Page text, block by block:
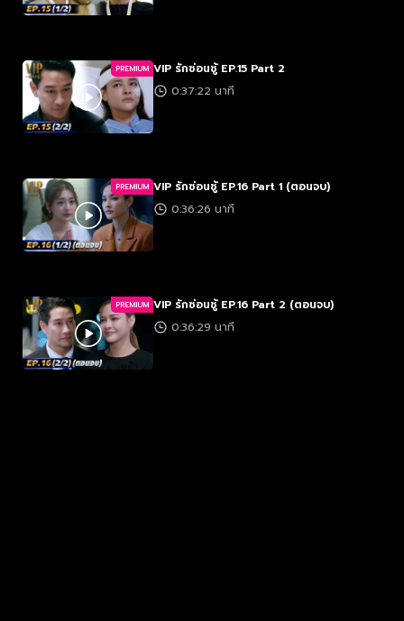
PREMIUM VIP รักซ่อนชู้ EP.15 Part 2
0:37:22 นาที
PREMIUM VIP รักซ่อนชู้ EP.16 Part 1 (ตอนจบ)
0:36:26 นาที
PREMIUM VIP รักซ่อนชู้ EP.16 Part 2 (ตอนจบ)
0:36:29 นาที